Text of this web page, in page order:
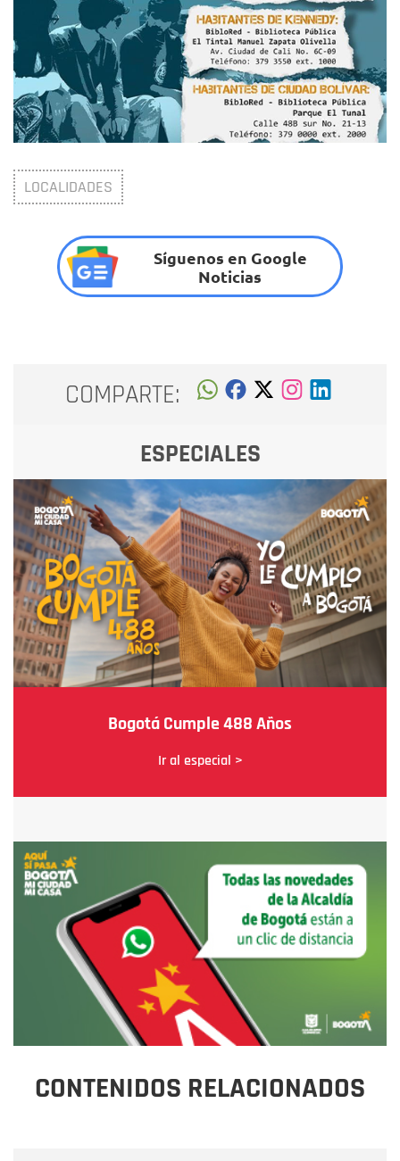
LOCALIDADES
Síguenos en Google
Noticias
COMPARTE:
ESPECIALES
Bogotá Cumple 488 Años
Ir al especial >
CONTENIDOS RELACIONADOS